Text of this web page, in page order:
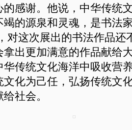
的感谢。他说，中华传统
竭的源泉和灵魂，是书法
对这次展出的书法作品还
拿出更加满意的作品献给
华传统文化海洋中吸收营
文化为己任，弘扬传统文
社会。